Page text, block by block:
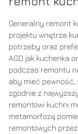
Generalny remont
projektu wnętrza
potrzeby oraz
AGD jak kuchenka
podczas remontu
aby mieć
zgodnie z
remontowi kuchni
metamorfozę
remontowych